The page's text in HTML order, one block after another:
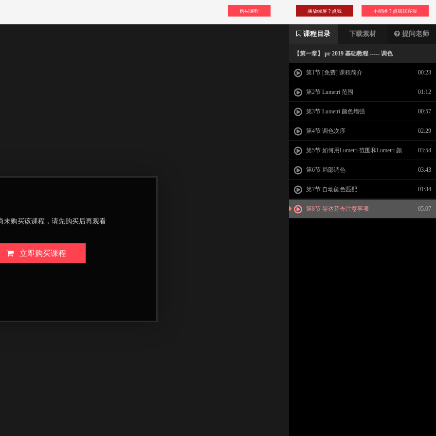
购买课程 不能播？点我找客服
播放绿屏？点我
课程目录 下载素材 提问老师
【第一章】 pr 2019 基础教程 ----- 调色
第1节 [免费] 课程简介 00:23
第2节 Lumetri 范围 01:12
第3节 Lumetri 颜色增强 00:57
第4节 调色次序 02:29
第5节 如何用Lumetri 范围和Lumetri 颜
色调色
03:54
第6节 局部调色 03:43
第7节 自动颜色匹配 01:34
第8节 导达芬奇注意事项 05:07
未购买该课程，请先购买后再观看
立即购买课程